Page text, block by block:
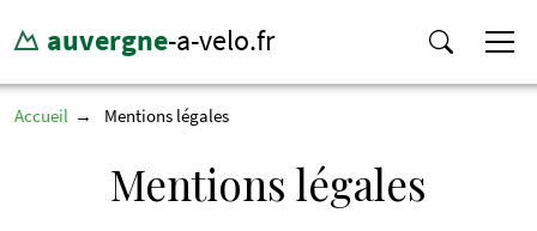
auvergne-a-velo.fr
Accueil Mentions légales
Mentions légales